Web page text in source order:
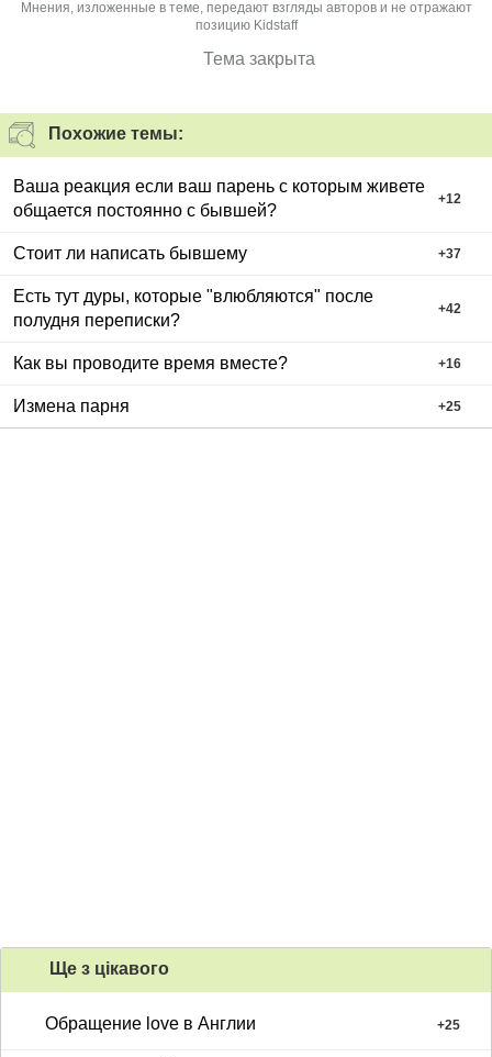
Мнения, изложенные в теме, передают взгляды авторов и не отражают
позицию Kidstaff
Тема закрыта
Похожие темы:
Ваша реакция если ваш парень с которым живете
общается постоянно с бывшей?
+12
Стоит ли написать бывшему +37
Есть тут дуры, которые "влюбляются" после
полудня переписки?
+42
Как вы проводите время вместе? +16
Измена парня +25
Ще з цiкавого
Обращение love в Англии +25